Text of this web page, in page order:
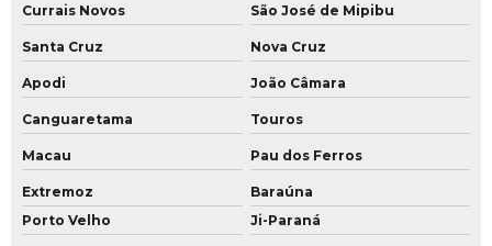
Currais Novos São José de Mipibu
Santa Cruz Nova Cruz
Apodi João Câmara
Canguaretama Touros
Macau Pau dos Ferros
Extremoz
Baraúna
Porto Velho
Ji-Paraná